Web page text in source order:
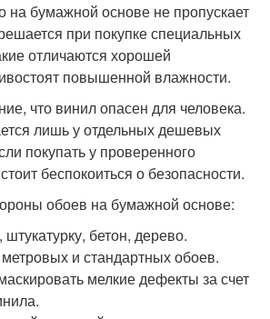
на бумажной основе не пропускает
при покупке специальных
отличаются хорошей
повышенной влажности.
что винил опасен для человека.
лишь у отдельных дешевых
покупать у проверенного
беспокоиться о безопасности.
обоев на бумажной основе:
бетон, дерево.
и стандартных обоев.
мелкие дефекты за счет